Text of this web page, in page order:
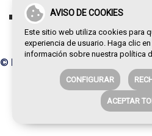
AVISO DE COOKIES
Este sitio web utiliza cookies para
experiencia de usuario. Haga clic
información sobre nuestra política
CONFIGURAR
ACEPTAR
© Paco de la Torre 2026